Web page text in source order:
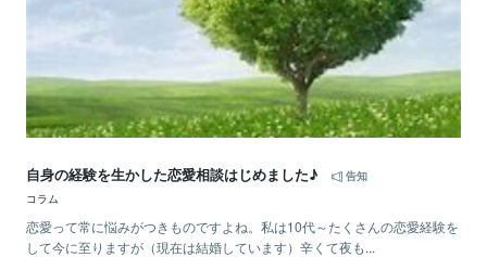
自身の経験を生かした恋愛相談はじめました♪
告知
コラム
恋愛って常に悩みがつきものですよね。私は10代～たくさんの恋愛経験を
して今に至りますが（現在は結婚しています）辛くて夜も...